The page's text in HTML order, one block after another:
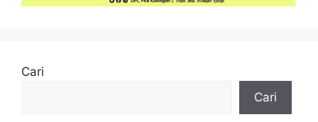
Cari
Cari